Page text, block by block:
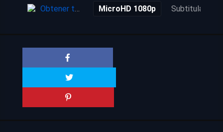
Obtener torrent MicroHD 1080p Subtitulada